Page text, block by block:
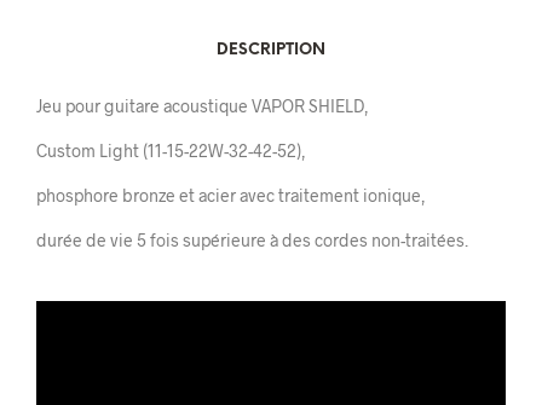
DESCRIPTION
Jeu pour guitare acoustique VAPOR SHIELD,
Custom Light (11-15-22W-32-42-52),
phosphore bronze et acier avec traitement ionique,
durée de vie 5 fois supérieure à des cordes non-traitées.